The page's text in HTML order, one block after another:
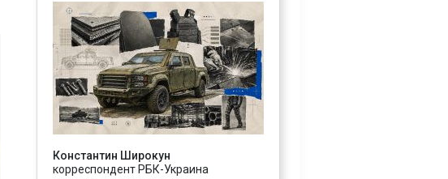
Константин Широкун
корреспондент РБК-Украина